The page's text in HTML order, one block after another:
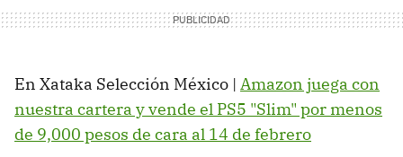
En Xataka Selección México | Amazon juega con
nuestra cartera y vende el PS5 "Slim" por menos
de 9,000 pesos de cara al 14 de febrero